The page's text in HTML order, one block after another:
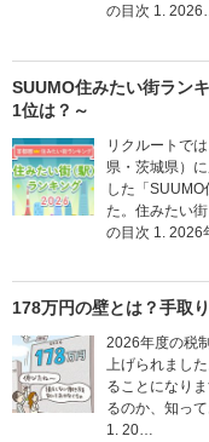
の目次 1.
SUUMO住みたい街ラン
1位は？～
リクルートで
県・茨城県）
した「
た。住みたい
の目次 1. 2026
178万円の壁とは？手取
2026年度の税
上げられまし
ることになり
るのか、知っ
1. 20…